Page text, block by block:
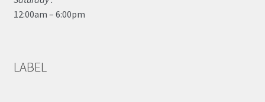
12:00am – 6:00pm
LABEL